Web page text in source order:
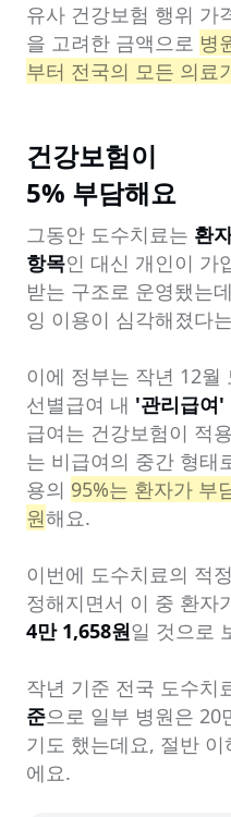
유사 건강보험 행위 가
을 고려한 금액으로 병
부터 전국의 모든 의료
건강보험이
5% 부담해요
그동안 도수치료는 환
항목인 대신 개인이 가
받는 구조로 운영됐는
잉 이용이 심각해졌다
이에 정부는 작년 12월
선별급여 내 '관리급여'
급여는 건강보험이 적
는 비급여의 중간 형태
용의 95%는 환자가 부
원해요.
이번에 도수치료의 적
정해지면서 이 중 환자
4만 1,658원일 것으로
작년 기준 전국 도수치
준으로 일부 병원은 20
기도 했는데요, 절반
에요.